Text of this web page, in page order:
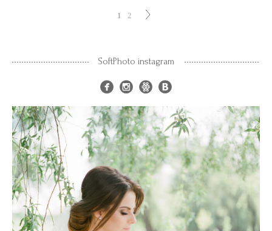
1 2
SoftPhoto instagram